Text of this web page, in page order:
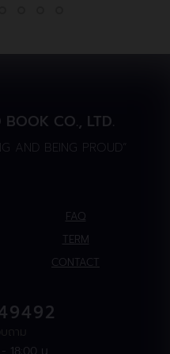
BOOK CO., LTD.
AND BEING PROUD”
FAQ
TERM
CONTACT
ถาม